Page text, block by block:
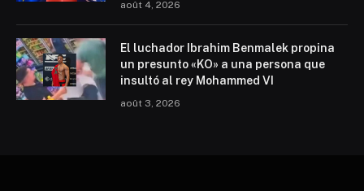
août 4, 2026
El luchador Ibrahim Benmalek propina
un presunto «KO» a una persona que
insultó al rey Mohammed VI
août 3, 2026